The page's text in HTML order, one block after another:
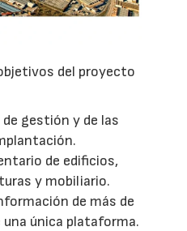
del proyecto
gestión y de las
de edificios,
y mobiliario.
de más de
única plataforma.